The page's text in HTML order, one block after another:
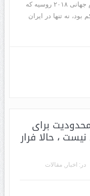
کوبل داوری‌اش با قضاوت چهار بازی در جام جهانی ۲۰۱۸ روسیه که
نه تنها در ایران
برای
، حالا فرار
در: اخبار , مقالات